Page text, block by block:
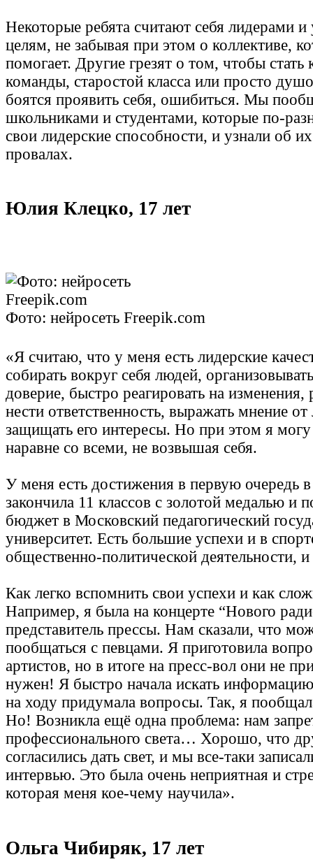
Некоторые ребята считают себя лидерами и
целям, не забывая при этом о коллективе,
помогает. Другие грезят о том, чтобы стать
команды, старостой класса или просто
боятся проявить себя, ошибиться. Мы
школьниками и студентами, которые по-
свои лидерские способности, и узнали об
провалах.
Юлия Клецко, 17 лет
Фото: нейросеть Freepik.com
«Я считаю, что у меня есть лидерские
собирать вокруг себя людей,
доверие, быстро реагировать на
нести ответственность, выражать мнение от
защищать его интересы. Но при этом я могу
наравне со всеми, не возвышая себя.
У меня есть достижения в первую очередь
закончила 11 классов с золотой медалью и
бюджет в Московский педагогический
университет. Есть большие успехи и в
общественно-политической деятельности,
Как легко вспомнить свои успехи и как
Например, я была на концерте “Нового
представитель прессы. Нам сказали, что
пообщаться с певцами. Я приготовила
артистов, но в итоге на пресс-вол они не
нужен! Я быстро начала искать
на ходу придумала вопросы. Так, я
Но! Возникла ещё одна проблема: нам
профессионального света… Хорошо, что
согласились дать свет, и мы все-таки
интервью. Это была очень неприятная и
которая меня кое-чему научила».
Ольга Чибиряк, 17 лет